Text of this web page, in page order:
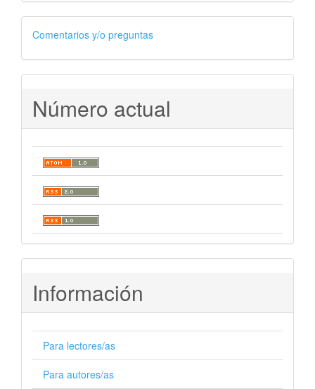
Comentarios y/o preguntas
Número actual
Información
Para lectores/as
Para autores/as